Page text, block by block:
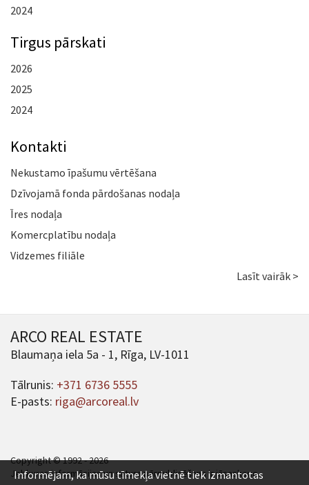
2024
Tirgus pārskati
2026
2025
2024
Kontakti
Nekustamo īpašumu vērtēšana
Dzīvojamā fonda pārdošanas nodaļa
Īres nodaļa
Komercplatību nodaļa
Vidzemes filiāle
Lasīt vairāk >
ARCO REAL ESTATE
Blaumaņa iela 5a - 1, Rīga, LV-1011
Tālrunis: +371 6736 5555
E-pasts: riga@arcoreal.lv
Copyright © 1992 - 2026
Jebkuras informācijas un satura pārpublicēšana ir jāsaskaņo.
Informējam, ka mūsu tīmekļa vietnē tiek izmantotas